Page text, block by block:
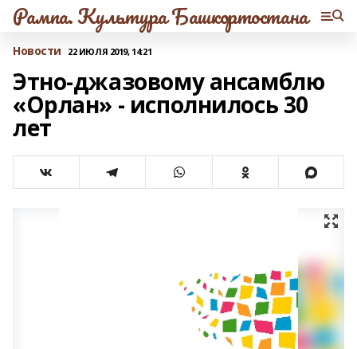
Рампа. Культура Башкортостана
Новости 22 ИЮЛЯ 2019, 14:21
Этно-джазовому ансамблю
«Орлан» - исполнилось 30
лет